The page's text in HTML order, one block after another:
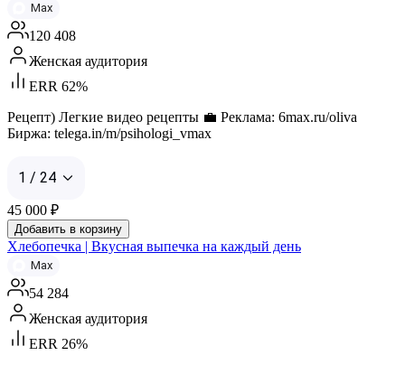
Max
120 408
Женская аудитория
ERR 62%
Рецепт) Легкие видео рецепты 💼 Реклама: 6max.ru/oliva
Биржа: telega.in/m/psihologi_vmax
1 / 24
45 000 ₽
Добавить в корзину
Хлебопечка | Вкусная выпечка на каждый день
Max
54 284
Женская аудитория
ERR 26%